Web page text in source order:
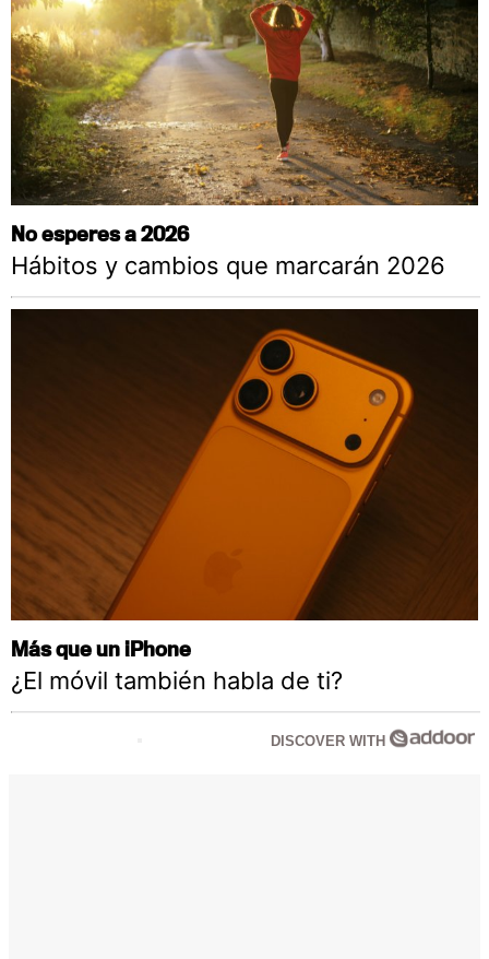
No esperes a 2026
Hábitos y cambios que marcarán 2026
Más que un iPhone
¿El móvil también habla de ti?
DISCOVER WITH